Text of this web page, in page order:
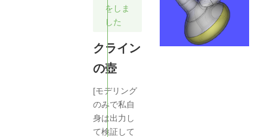
をしま
した
クライン
の壺
[モデリング
のみで私自
身は出力し
て検証して